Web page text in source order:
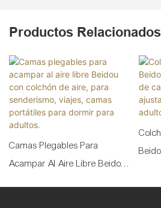
Productos Relacionados
Camas Plegables Para
Acampar Al Aire Libre Beidou